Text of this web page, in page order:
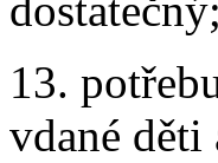
13.
vdané